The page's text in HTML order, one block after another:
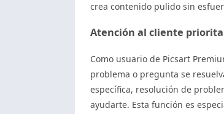
crea contenido pulido sin
Atención al cliente
Como usuario de Picsart
problema o pregunta se
específica, resolución de
ayudarte. Esta función es